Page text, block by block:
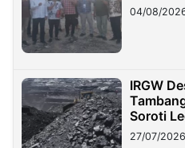
04/08/
IRGW
Soroti
Stockpile
27/07/